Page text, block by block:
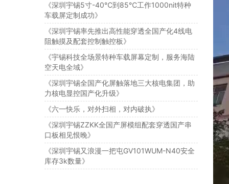
《深圳宇锡5寸-40℃到85℃工作1000nit特种
车载屏定制成功》
《深圳宇锡率先推出高性能穿透全国产化4线电
阻触摸及配套控制触控板》
《宇锡科技全场景特种车载屏幕定制，服务海陆
空天电全域》
《深圳宇锡全国产化屏触落地三大核电集团，助
力核电显控国产化升级》
《六一快乐，对外扫相，对内破执》
《深圳宇锡ZZKK全国产屏模组配套穿透国产串
口板相见恨晚》
《深圳宇锡又浪漫一把屯GV101WUM-N40安全
库存3k数量》